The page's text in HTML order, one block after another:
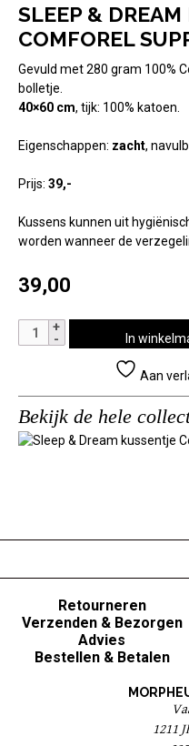
SLEEP &
COMFOREL
Gevuld met 280 gram 100%
bolletje.
40×60 cm, tijk: 100% katoen.
Eigenschappen: zacht,
Prijs: 39,-
Kussens kunnen uit
worden wanneer de
39,00
Sleep
&
Suprème
40x60
In
Aan
Bekijk de hele
Retourneren
Verzenden & Bezorgen
Advies
Bestellen & Betalen
1211